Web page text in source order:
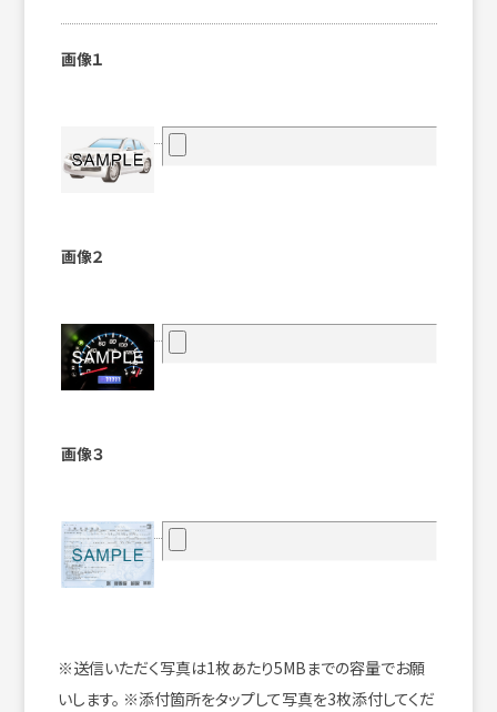
画像１
画像２
画像３
※送信いただく写真は1枚あたり5MBまでの容量でお願
いします。 ※添付箇所をタップして写真を3枚添付してくだ